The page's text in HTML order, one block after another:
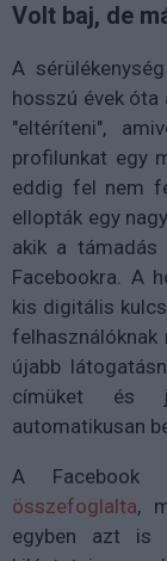
Volt baj, de
A
hosszú évek
"eltéríteni",
profilunkat egy
eddig fel nem
ellopták egy
akik a támadás
Facebookra. A
kis digitális
újabb
címüket és
automatikusan
A Facebook
összefoglalta,
egyben azt is